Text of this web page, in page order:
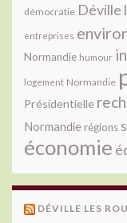
démocratie Déville
entreprises
Normandie humour
logement Normandie
Présidentielle
Normandie régions
économie
DÉVILLE LES